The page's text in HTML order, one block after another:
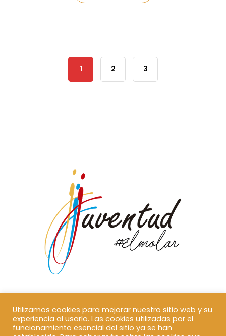
1 2 3
Utilizamos cookies para mejorar nuestro sitio web y su
experiencia al usarlo. Las cookies utilizadas por el
funcionamiento esencial del sitio ya se han